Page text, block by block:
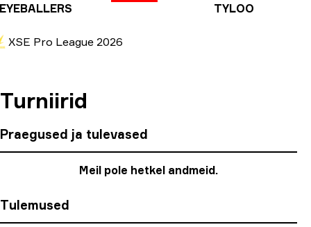
TYLOO
XSE Pro League 2026
Turniirid
Praegused ja tulevased
Meil pole hetkel andmeid.
Tulemused